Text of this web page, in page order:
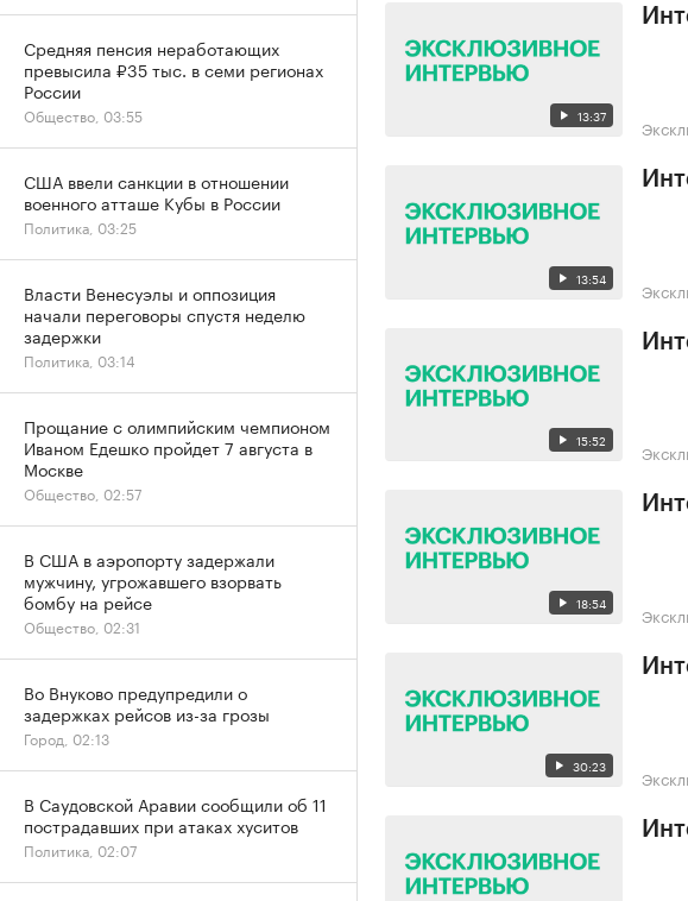
13:37
13:54
15:52
18:54
30:23
Средняя пенсия неработающих
превысила ₽35 тыс. в семи регионах
России
Общество, 03:55
США ввели санкции в отношении
военного атташе Кубы в России
Политика, 03:25
Власти Венесуэлы и оппозиция
начали переговоры спустя неделю
задержки
Политика, 03:14
Прощание с олимпийским чемпионом
Иваном Едешко пройдет 7 августа в
Москве
Общество, 02:57
В США в аэропорту задержали
мужчину, угрожавшего взорвать
бомбу на рейсе
Общество, 02:31
Во Внуково предупредили о
задержках рейсов из-за грозы
Город, 02:13
В Саудовской Аравии сообщили об 11
пострадавших при атаках хуситов
Политика, 02:07